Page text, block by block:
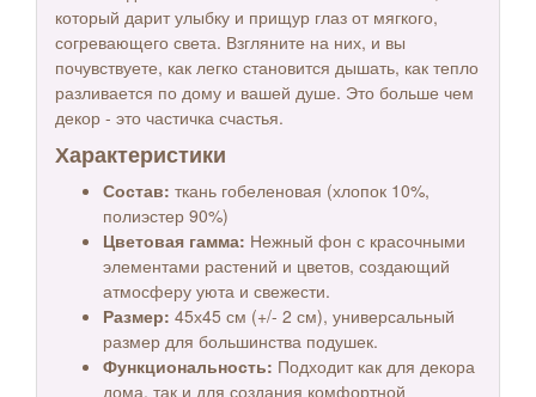
который дарит улыбку и прищур глаз от мягкого,
согревающего света. Взгляните на них, и вы
почувствуете, как легко становится дышать, как тепло
разливается по дому и вашей душе. Это больше чем
декор - это частичка счастья.
Характеристики
Состав: ткань гобеленовая (хлопок 10%,
полиэстер 90%)
Цветовая гамма: Нежный фон с красочными
элементами растений и цветов, создающий
атмосферу уюта и свежести.
Размер: 45х45 см (+/- 2 см), универсальный
размер для большинства подушек.
Функциональность: Подходит как для декора
дома, так и для создания комфортной